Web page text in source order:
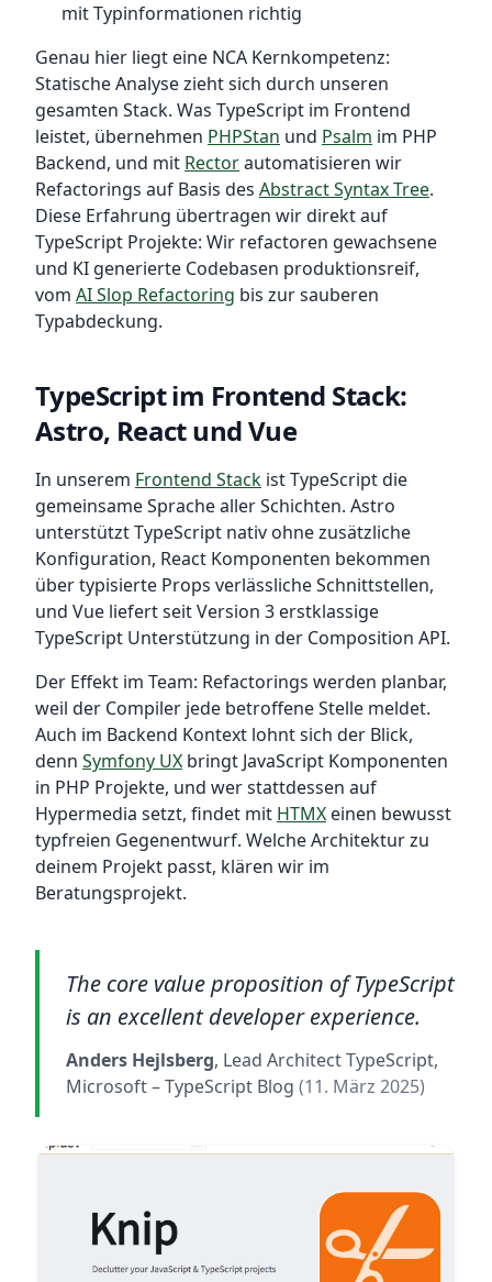
mit Typinformationen richtig
Genau hier liegt eine NCA Kernkompetenz:
Statische Analyse zieht sich durch unseren
gesamten Stack. Was TypeScript im Frontend
leistet, übernehmen PHPStan und Psalm im PHP
Backend, und mit Rectorautomatisieren wir
Refactorings auf Basis des Abstract Syntax Tree.
Diese Erfahrung übertragen wir direkt auf
TypeScript Projekte: Wir refactoren gewachsene
und KI generierte Codebasen produktionsreif,
vom AI Slop Refactoring bis zur sauberen
Typabdeckung.
TypeScript im Frontend Stack:
Astro, React und Vue
In unserem Frontend Stack ist TypeScript die
gemeinsame Sprache aller Schichten. Astro
unterstützt TypeScript nativ ohne zusätzliche
Konfiguration, React Komponenten bekommen
über typisierte Props verlässliche Schnittstellen,
und Vue liefert seit Version 3 erstklassige
TypeScript Unterstützung in der Composition API.
Der Effekt im Team: Refactorings werden planbar,
weil der Compiler jede betroffene Stelle meldet.
Auch im Backend Kontext lohnt sich der Blick,
denn Symfony UX bringt JavaScript Komponenten
in PHP Projekte, und wer stattdessen auf
Hypermedia setzt, findet mit HTMX einen bewusst
typfreien Gegenentwurf. Welche Architektur zu
deinem Projekt passt, klären wir im
Beratungsprojekt.
The core value proposition of TypeScript
is an excellent developer experience.
Anders Hejlsberg, Lead Architect TypeScript,
Microsoft– TypeScript Blog (11. März 2025)